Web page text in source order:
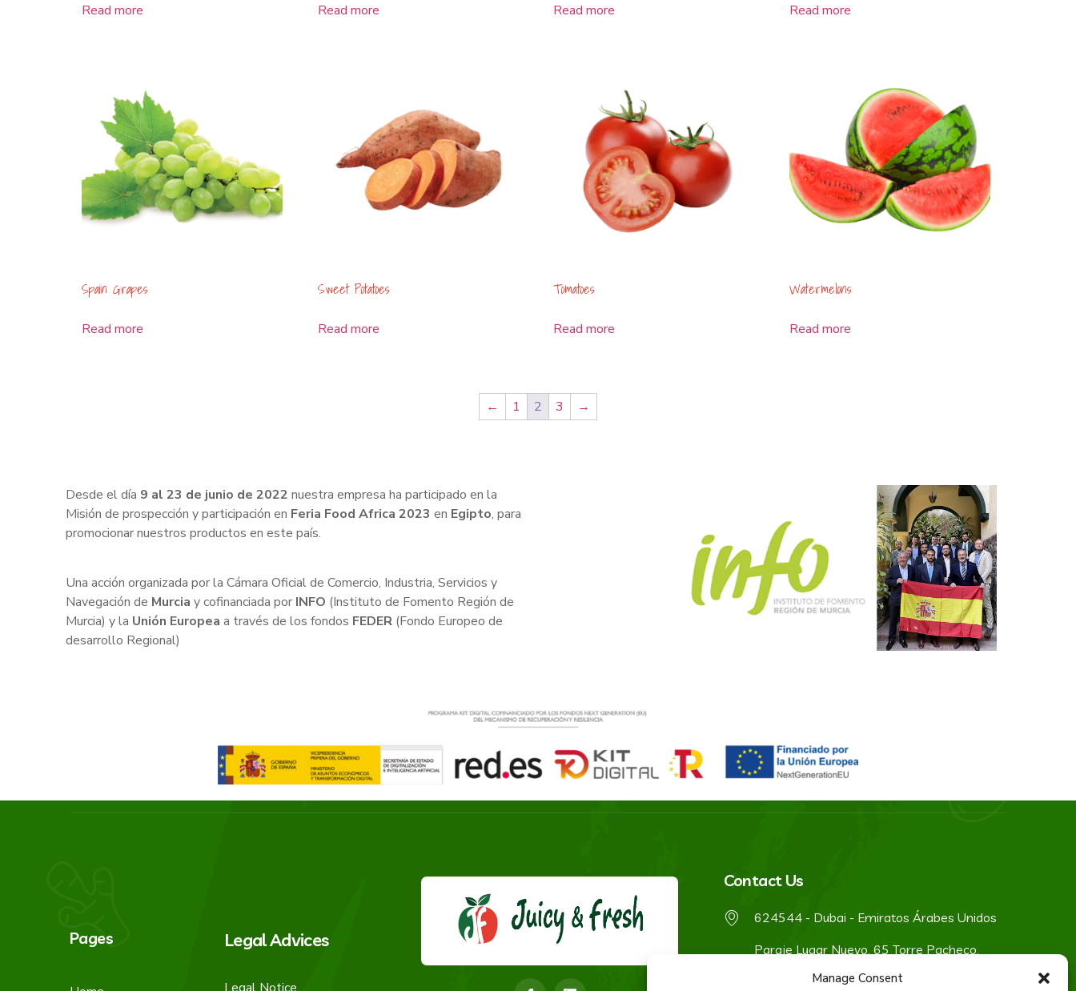
Manage Consent
Read more Read more Read more Read more
Spain Grapes
Read more
Sweet Potatoes
Read more
Tomatoes
Read more
Watermelons
Read more
← 1 2 3 →
Desde el día 9 al 23 de junio de 2022 nuestra empresa ha participado en la
Misión de prospección y participación en Feria Food Africa 2023 en Egipto, para
promocionar nuestros productos en este país.
Una acción organizada por la Cámara Oficial de Comercio, Industria, Servicios y
Navegación de Murcia y cofinanciada por INFO (Instituto de Fomento Región de
Murcia) y la Unión Europea a través de los fondos FEDER (Fondo Europeo de
desarrollo Regional)
Pages Legal Advices
Contact Us
624544 - Dubai - Emiratos Árabes Unidos
Paraje Lugar Nuevo, 65 Torre Pacheco,
30739 Murcia España